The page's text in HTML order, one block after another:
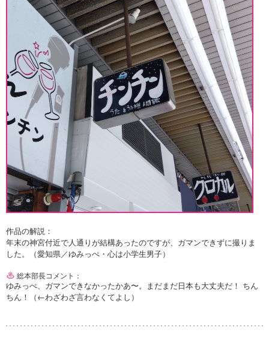
作品の解説：
年末の神宮付近で人通りが結構あったのですが、ガマンできずに撮りま
した。（愛知県／ゆみっぺ・心は小学生男子）
総本部長コメント：
ゆみっぺ、ガマンできなかったかあ〜。まだまだ日本も大丈夫だ！ ちん
ちん！（←わざわざ言わなくてよし）